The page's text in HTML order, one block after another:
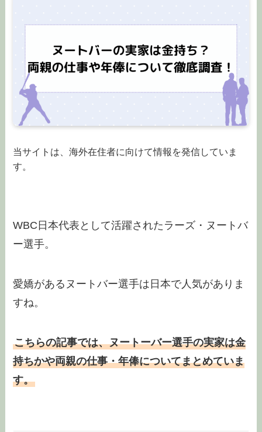
当サイトは、海外在住者に向けて情報を発信していま
す。
WBC日本代表として活躍されたラーズ・ヌートバ
ー選手。
愛嬌があるヌートバー選手は日本で人気がありま
すね。
こちらの記事では、ヌートーバー選手の実家は金
持ちかや両親の仕事・年俸についてまとめていま
す。